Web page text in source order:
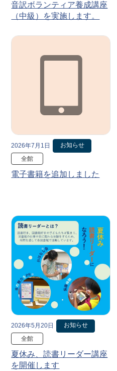
音訳ボランティア養成講座
（中級）を実施します。
2026年7月1日
お知らせ
全館
電子書籍を追加しました
2026年5月20日
お知らせ
全館
夏休み、読書リーダー講座
を開催します